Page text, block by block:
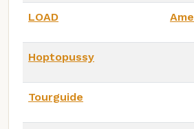
LOAD
Hoptopussy
Tourguide